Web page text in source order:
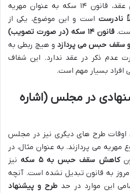
عدم تعیین مهریه در زمان عقد، قانون ۱۴ سکه به عنوان مهریه
نادرستاست و این موضوع، یکی از
قانون ۱۴ سکه (در صورت تصویب)
و سقف حبس می پردازد و هیچ ربطی به
عدم ذکر در عقد ندارد. این شفاف
افراد بسیار مهم است.
در مجلس (اشاره
سکه، گاهی اوقات طرح های دیگری نیز در مجلس
می پردازند. به عنوان مثال، در
کاهش سقف حبس به ۵ سکه
نیز
به قانون تبدیل نشده است. آنچه
این موارد در حدطرح و پیشنهاد